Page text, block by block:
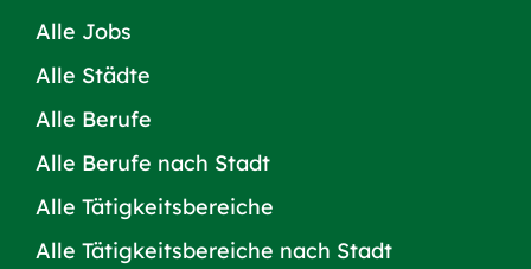
Alle Jobs
Alle Städte
Alle Berufe
Alle Berufe nach Stadt
Alle Tätigkeitsbereiche
Alle Tätigkeitsbereiche nach Stadt